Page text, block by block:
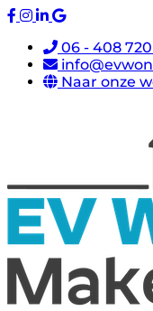
06 - 408
Naar onze